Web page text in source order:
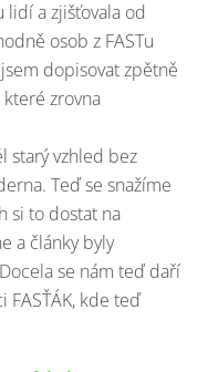
lidí a zjišťovala od
osob z FASTu
dopisovat zpětně
které zrovna
starý vzhled bez
Teď se snažíme
si to dostat na
a články byly
se nám teď daří
FASŤÁK, kde teď